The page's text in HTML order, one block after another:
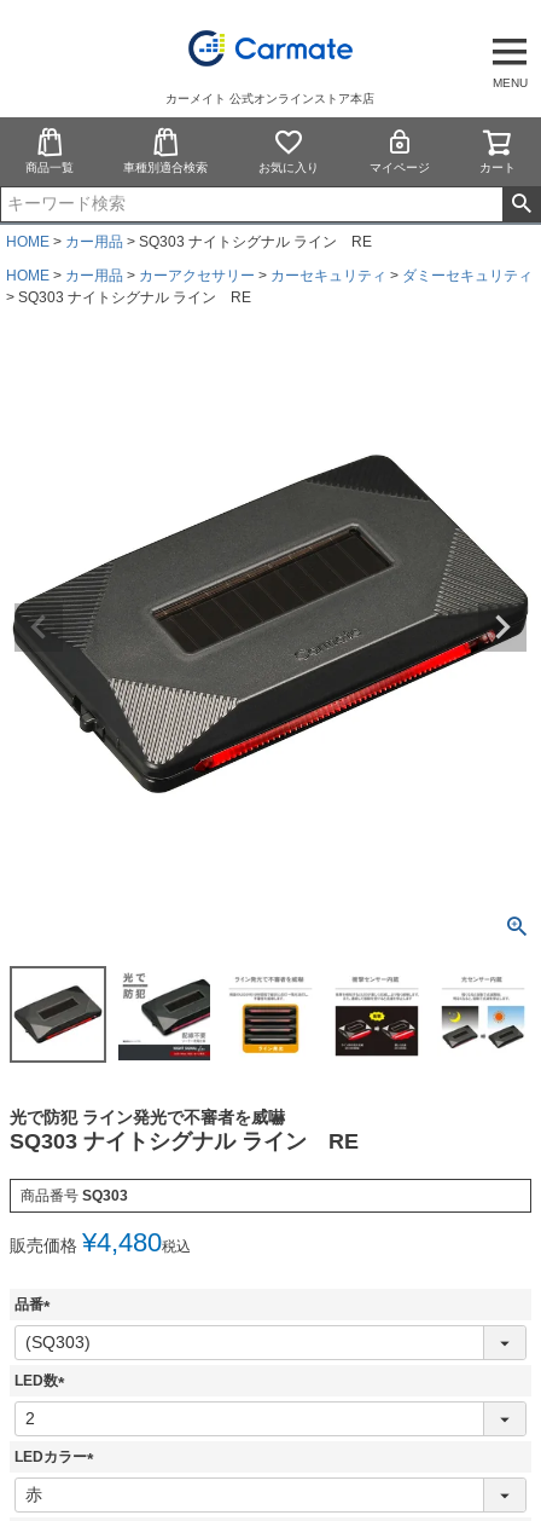
MENU
カーメイト 公式オンラインストア本店
商品一覧 車種別適合検索 お気に入り マイページ カート
HOME カー用品
SQ303 ナイトシグナル ライン RE
HOME
カー用品 カーアクセサリー カーセキュリティ
ダミーセキュリティ
SQ303 ナイトシグナル ライン RE
光で防犯 ライン発光で不審者を威嚇
SQ303 ナイトシグナル ライン RE
商品番号 SQ303
販売価格 ¥4,480税込
品番
(
必
須
LED数
(
須
LEDカラー
(